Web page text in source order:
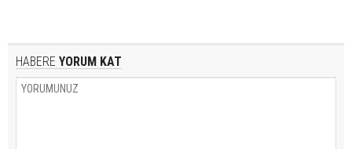
HABERE YORUM KAT